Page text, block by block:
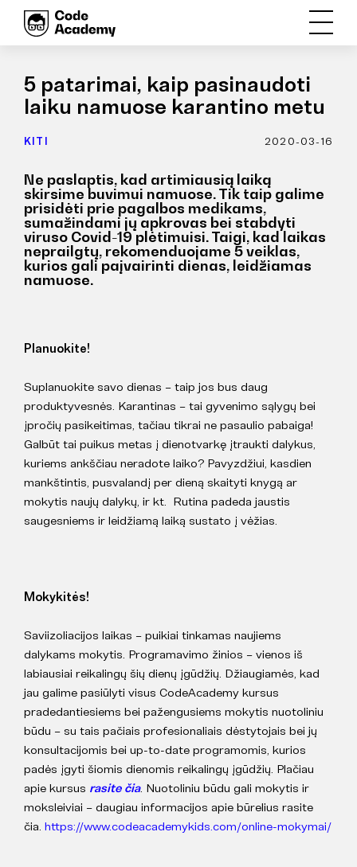
5 patarimai, kaip pasinaudoti
laiku namuose karantino metu
KITI 2020-03-16
Ne paslaptis, kad artimiausią laiką
skirsime buvimui namuose. Tik taip galime
prisidėti prie pagalbos medikams,
sumažindami jų apkrovas bei stabdyti
viruso Covid-19 plėtimuisi. Taigi, kad laikas
neprailgtų, rekomenduojame 5 veiklas,
kurios gali paįvairinti dienas, leidžiamas
namuose.
Planuokite!
Suplanuokite savo dienas – taip jos bus daug
produktyvesnės. Karantinas – tai gyvenimo sąlygų bei
įpročių pasikeitimas, tačiau tikrai ne pasaulio pabaiga!
Galbūt tai puikus metas į dienotvarkę įtraukti dalykus,
kuriems ankščiau neradote laiko? Pavyzdžiui, kasdien
mankštintis, pusvalandį per dieną skaityti knygą ar
mokytis naujų dalykų, ir kt. Rutina padeda jaustis
saugesniems ir leidžiamą laiką sustato į vėžias.
Mokykitės!
Saviizoliacijos laikas – puikiai tinkamas naujiems
dalykams mokytis. Programavimo žinios – vienos iš
labiausiai reikalingų šių dienų įgūdžių. Džiaugiamės, kad
jau galime pasiūlyti visus CodeAcademy kursus
pradedantiesiems bei pažengusiems mokytis nuotoliniu
būdu – su tais pačiais profesionaliais dėstytojais bei jų
konsultacijomis bei up-to-date programomis, kurios
padės įgyti šiomis dienomis reikalingų įgūdžių. Plačiau
apie kursus rasite čia. Nuotoliniu būdu gali mokytis ir
moksleiviai – daugiau informacijos apie būrelius rasite
čia. https://www.codeacademykids.com/online-mokymai/